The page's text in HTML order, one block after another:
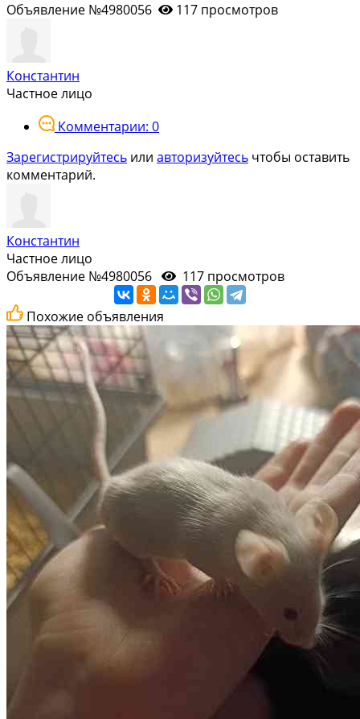
Объявление №4980056
117 просмотров
Константин
Частное лицо
Комментарии: 0
Зарегистрируйтесь или авторизуйтесь чтобы оставить
комментарий.
Константин
Частное лицо
Объявление №4980056
117 просмотров
Похожие объявления